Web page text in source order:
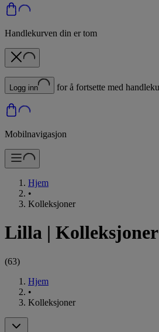
Handlekurven din er tom
Logg inn for å fortsette med
Mobilnavigasjon
Hjem
•
Kolleksjoner
Lilla | Kolleksjoner
(63)
Hjem
•
Kolleksjoner